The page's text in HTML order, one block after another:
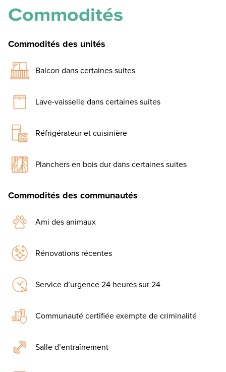
Commodités
Commodités des unités
Balcon dans certaines suites
Lave-vaisselle dans certaines suites
Réfrigérateur et cuisinière
Planchers en bois dur dans certaines suites
Commodités des communautés
Ami des animaux
Rénovations récentes
Service d’urgence 24 heures sur 24
Communauté certifiée exempte de criminalité
Salle d’entraînement